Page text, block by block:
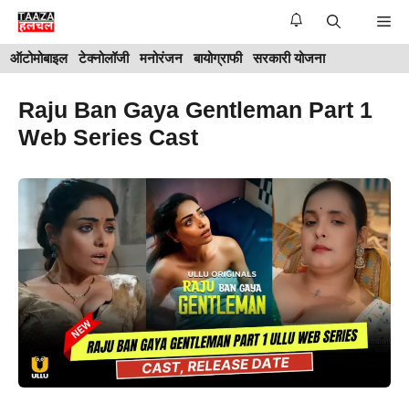
Skip
content
ऑटोमोबाइल टेक्नोलॉजी मनोरंजन बायोग्राफी सरकारी योजना
Raju Ban Gaya Gentleman Part 1
Web Series Cast